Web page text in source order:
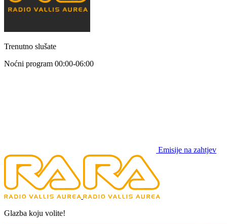
Trenutno slušate
Noćni program 00:00-06:00
Emisije na zahtjev
Glazba koju volite!